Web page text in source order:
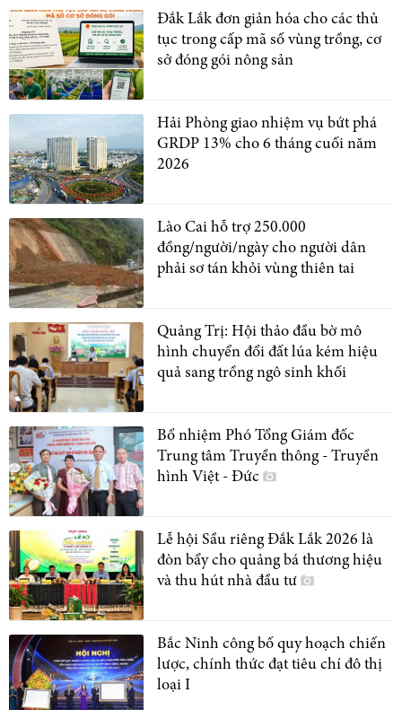
Đắk Lắk đơn giản hóa cho các thủ
tục trong cấp mã số vùng trồng, cơ
sở đóng gói nông sản
Hải Phòng giao nhiệm vụ bứt phá
GRDP 13% cho 6 tháng cuối năm
2026
Lào Cai hỗ trợ 250.000
đồng/người/ngày cho người dân
phải sơ tán khỏi vùng thiên tai
Quảng Trị: Hội thảo đầu bờ mô
hình chuyển đổi đất lúa kém hiệu
quả sang trồng ngô sinh khối
Bổ nhiệm Phó Tổng Giám đốc
Trung tâm Truyền thông - Truyền
hình Việt - Đức
Lễ hội Sầu riêng Đắk Lắk 2026 là
đòn bẩy cho quảng bá thương hiệu
và thu hút nhà đầu tư
Bắc Ninh công bố quy hoạch chiến
lược, chính thức đạt tiêu chí đô thị
loại I